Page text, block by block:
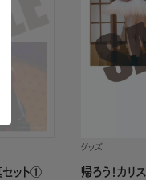
セット①
グッズ
帰ろう！カ